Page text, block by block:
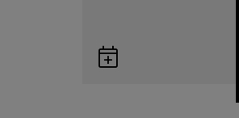
Guardar
en